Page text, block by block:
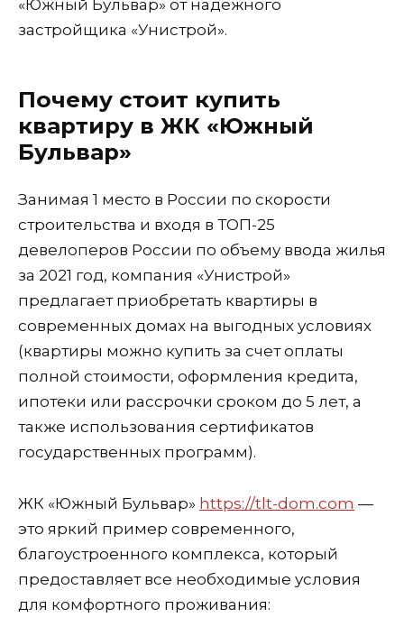
«Южный Бульвар» от надежного
застройщика «Унистрой».
Почему стоит купить
квартиру в ЖК «Южный
Бульвар»
Занимая 1 место в России по скорости
строительства и входя в ТОП-25
девелоперов России по объему ввода жилья
за 2021 год, компания «Унистрой»
предлагает приобретать квартиры в
современных домах на выгодных условиях
(квартиры можно купить за счет оплаты
полной стоимости, оформления кредита,
ипотеки или рассрочки сроком до 5 лет, а
также использования сертификатов
государственных программ).
ЖК «Южный Бульвар» https://tlt-dom.com —
это яркий пример современного,
благоустроенного комплекса, который
предоставляет все необходимые условия
для комфортного проживания: